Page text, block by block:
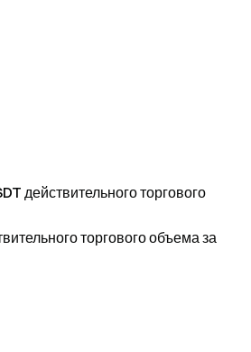
действительного торгового
торгового объема за